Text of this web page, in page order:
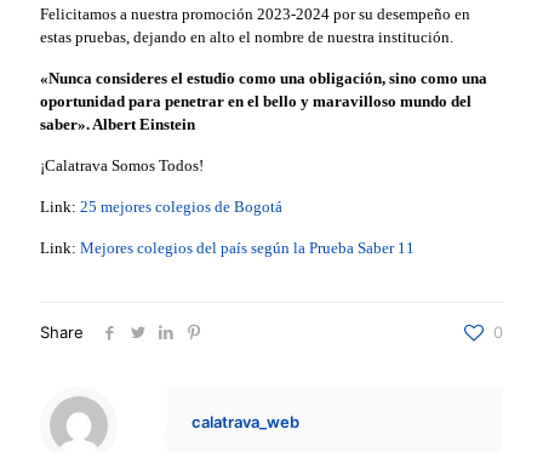
Felicitamos a nuestra promoción 2023-2024 por su desempeño en
estas pruebas, dejando en alto el nombre de nuestra institución.
«Nunca consideres el estudio como una obligación, sino como una
oportunidad para penetrar en el bello y maravilloso mundo del
saber». Albert Einstein
¡Calatrava Somos Todos!
Link: 25 mejores colegios de Bogotá
Link: Mejores colegios del país según la Prueba Saber 11
Share 0
calatrava_web